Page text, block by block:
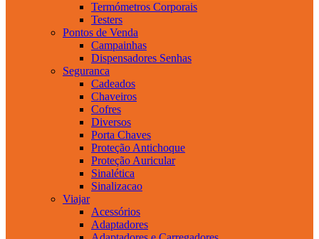
Termómetros Corporais
Testers
Pontos de Venda
Campainhas
Dispensadores Senhas
Seguranca
Cadeados
Chaveiros
Cofres
Diversos
Porta Chaves
Proteção Antichoque
Proteção Auricular
Sinalética
Sinalizacao
Viajar
Acessórios
Adaptadores